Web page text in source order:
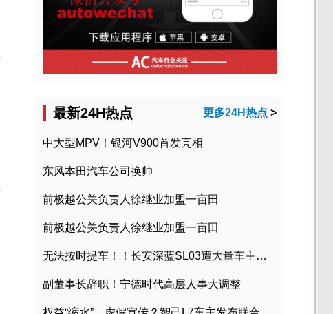
最新24H热点 更多24H热点 >
中大型MPV！银河V900首发亮相
东风本田汽车公司换帅
前极越公关负责人徐继业加盟一亩田
前极越公关负责人徐继业加盟一亩田
无法按时提车！！长安深蓝SL03遭大量车主投诉
副董事长辞职！宁德时代高层人事大调整